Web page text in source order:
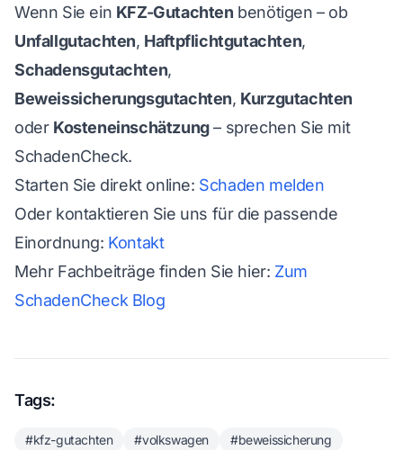
Wenn Sie ein KFZ-Gutachten benötigen – ob
Unfallgutachten, Haftpflichtgutachten,
Schadensgutachten,
Beweissicherungsgutachten, Kurzgutachten
oder Kosteneinschätzung– sprechen Sie mit
SchadenCheck.
Starten Sie direkt online: Schaden melden
Oder kontaktieren Sie uns für die passende
Einordnung: Kontakt
Mehr Fachbeiträge finden Sie hier: Zum
SchadenCheck Blog
Tags:
#kfz-gutachten #volkswagen
#beweissicherung